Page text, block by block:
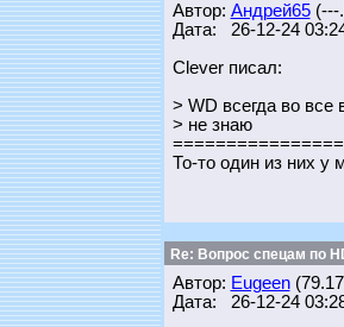
Автор: Андрей65(---
Дата: 26-12-24
Clever писал:
> WD всегда во
> не знаю
То-то один из них
Re: Вопрос спецам по
Автор: Eugeen
Дата: 26-12-24